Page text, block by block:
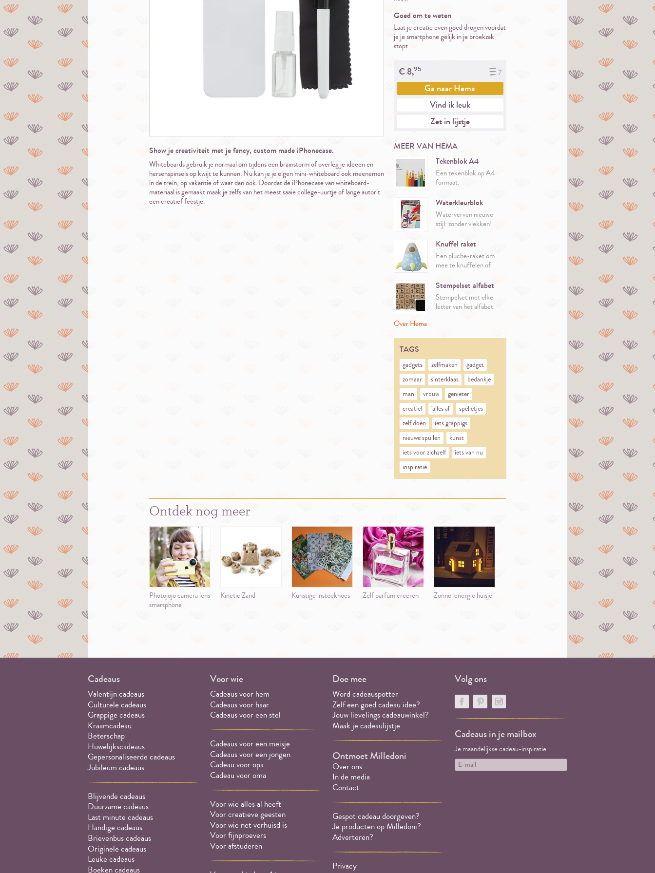
Show je creativiteit met je fancy, custom made iPhonecase.
Whiteboards gebruik je normaal om tijdens een brainstorm of overleg je ideeën en
hersenspinsels op kwijt te kunnen. Nu kan je je eigen mini-whiteboard ook meenemen
in de trein, op vakantie of waar dan ook. Doordat de iPhonecase van whiteboard-
materiaal is gemaakt maak je zelfs van het meest saaie college-uurtje of lange autorit
een creatief feestje.
Goed om te weten
Laat je creatie even goed drogen voordat
je je smartphone gelijk in je broekzak
stopt.
7
€ 8,95
Ga naarHema
Vind ik leuk
Zet in lijstje
MEER VAN HEMA
Tekenblok A4
Een tekenblok op A4
formaat.
Waterkleurblok
Waterverven nieuwe
stijl: zonder vlekken!
Knuffel raket
Een pluche-raket om
mee te knuffelen of
Stempelset alfabet
Stempelset met elke
letter van het alfabet.
Over Hema
TAGS
gadgets zelfmaken
gadget
zomaar
sinterklaas
bedankje
man
vrouw
genieter
creatief
'alles al'
spelletjes
zelf doen
iets grappigs
nieuwe spullen
kunst
iets voor zichzelf
iets van nu
inspiratie
Ontdek nog meer
Photojojo camera lens
smartphone
Kinetic Zand Kunstige insteekhoes Zelf parfum creëren Zonne-energie huisje
Cadeaus
Valentijn cadeaus
Culturele cadeaus
Grappige cadeaus
Kraamcadeau
Beterschap
Huwelijkscadeaus
Gepersonaliseerde cadeaus
Jubileum cadeaus
Blijvende cadeaus
Duurzame cadeaus
Last minute cadeaus
Handige cadeaus
Brievenbus cadeaus
Originele cadeaus
Leuke cadeaus
Boeken cadeaus
Voor wie
Cadeaus voor hem
Cadeaus voor haar
Cadeaus voor een stel
Cadeaus voor een meisje
Cadeaus voor een jongen
Cadeau voor opa
Cadeau voor oma
Voor wie alles al heeft
Voor creatieve geesten
Voor wie net verhuisd is
Voor fijnproevers
Voor afstuderen
Doe mee
Word cadeauspotter
Zelf een goed cadeau idee?
Jouw lievelings cadeauwinkel?
Maak je cadeaulijstje
Ontmoet Milledoni
Over ons
In de media
Contact
Gespot cadeau doorgeven?
Je producten op Milledoni?
Adverteren?
Privacy
Volg ons
Cadeaus in je mailbox
Je maandelijkse cadeau-inspiratie